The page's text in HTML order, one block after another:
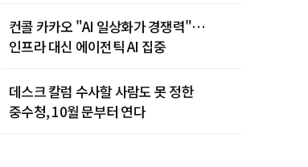
컨콜 카카오 "AI 일상화가 경쟁력"…
인프라 대신 에이전틱 AI 집중
데스크 칼럼 수사할 사람도 못 정한
중수청, 10월 문부터 연다